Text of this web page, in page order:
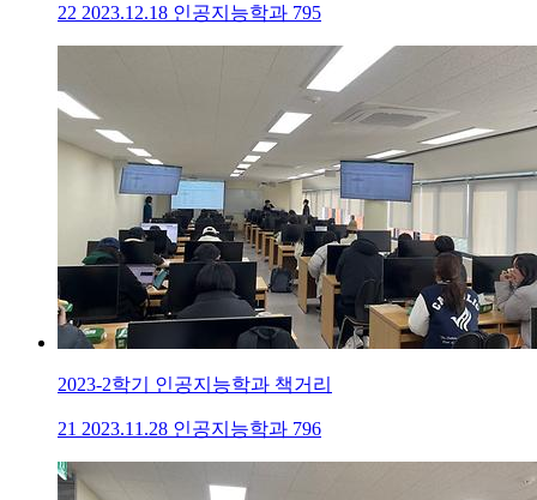
22 2023.12.18 인공지능학과 795
2023-2학기 인공지능학과 책거리
21 2023.11.28 인공지능학과 796